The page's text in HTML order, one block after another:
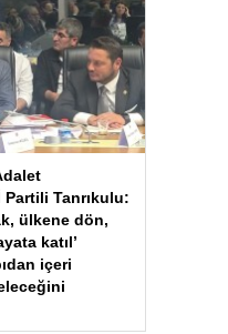
Tanrıkulu:
ülkene dön,
katıl’
içeri